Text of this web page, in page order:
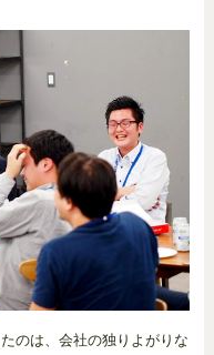
のは、会社の独りよがりな